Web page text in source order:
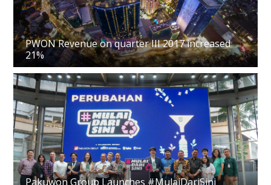
PWON Revenue on quarter III 2017 increased
21%
Pakuwon Group Launches #MulaiDariSini